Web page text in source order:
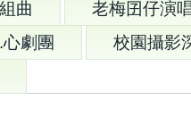
曲
老梅囝仔演
劇團
校園攝影